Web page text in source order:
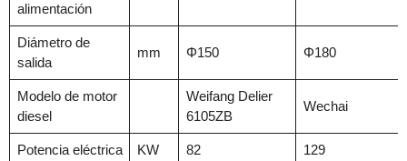
alimentación
Diámetro de
salida
mm Φ150 Φ180
Modelo de motor
diesel
Weifang Delier
6105ZB
Wechai
Potencia eléctrica KW 82 129